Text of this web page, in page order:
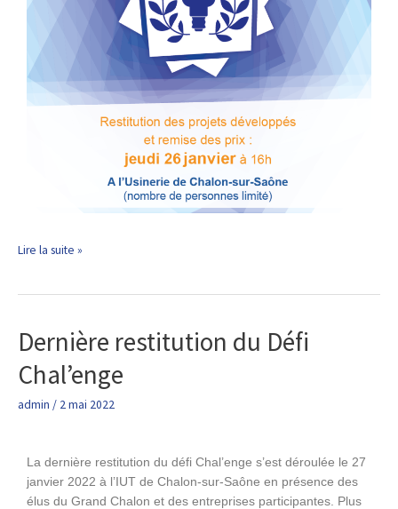
Lire la suite »
Dernière restitution du Défi
Chal’enge
admin / 2 mai 2022
La dernière restitution du défi Chal’enge s’est déroulée le 27
janvier 2022 à l’IUT de Chalon-sur-Saône en présence des
élus du Grand Chalon et des entreprises participantes. Plus
Dernière
restitution
du
Chal’enge